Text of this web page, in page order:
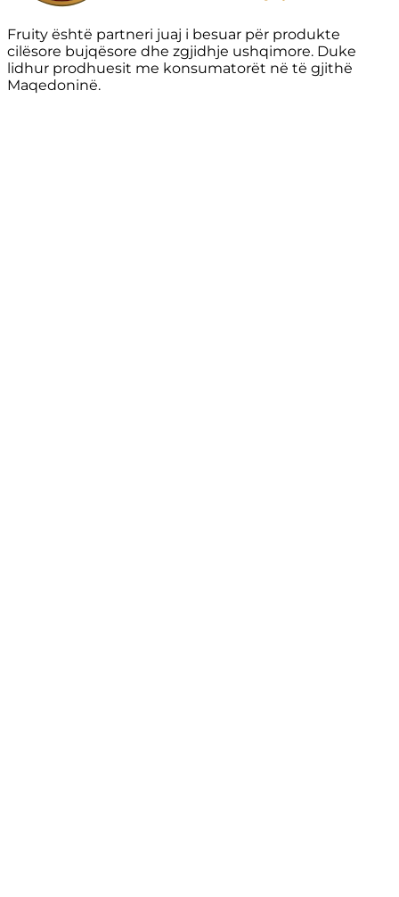
Fruity është partneri juaj i besuar për produkte
cilësore bujqësore dhe zgjidhje ushqimore. Duke
lidhur prodhuesit me konsumatorët në të gjithë
Maqedoninë.